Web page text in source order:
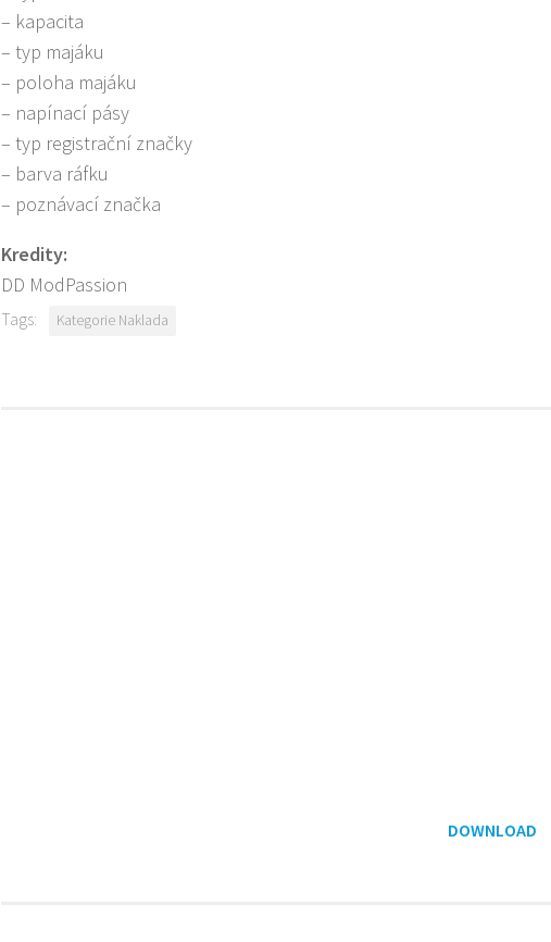
– kapacita
– typ majáku
– poloha majáku
– napínací pásy
– typ registrační značky
– barva ráfku
– poznávací značka
Kredity:
DD ModPassion
Tags: Kategorie Naklada
DOWNLOAD